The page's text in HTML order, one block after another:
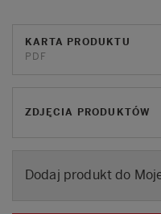
KARTA PRODUKTU
PDF
ZDJĘCIA PRODUKTÓW
Dodaj produkt do